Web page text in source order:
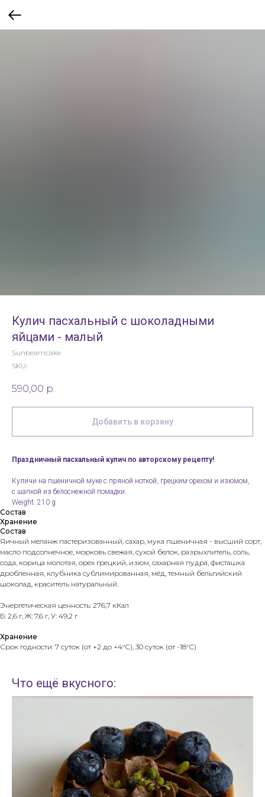
Кулич пасхальный с шоколадными
яйцами - малый
Sunbeamcake
SKU:
590,00 р.
Добавить в корзину
Праздничный пасхальный кулич по авторскому рецепту!
Куличи на пшеничной муке с пряной ноткой, грецким орехом и изюмом,
с шапкой из белоснежной помадки.
Weight: 210 g
Состав
Хранение
Состав
Яичный меланж пастеризованный, сахар, мука пшеничная - высший сорт,
масло подсолнечное, морковь свежая, сухой белок, разрыхлитель, соль,
сода, корица молотая, орех грецкий, изюм, сахарная пудра, фисташка
дробленная, клубника сублимированная, мёд, темный бельгийский
шоколад, краситель натуральный.
Энергетическая ценность: 276,7 кКал
Б: 2,6 г, Ж: 7,6 г, У: 49,2 г
Хранение
Срок годности: 7 суток (от +2 до +4°С), 30 суток (от -18°С)
Что ещё вкусного: